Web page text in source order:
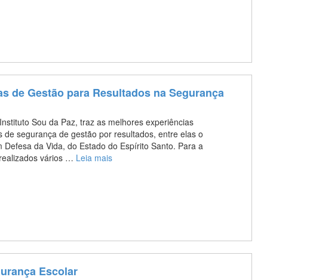
de Gestão para Resultados na Segurança
Sou da Paz, traz as melhores experiências
de segurança de gestão por resultados, entre elas o
Defesa da Vida, do Estado do Espírito Santo. Para a
vários … Leia mais
Escolar